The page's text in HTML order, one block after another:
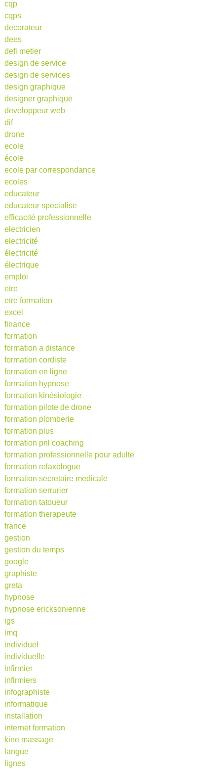
cqp
cqps
decorateur
dees
defi metier
design de service
design de services
design graphique
designer graphique
developpeur web
dif
drone
ecole
école
ecole par correspondance
ecoles
educateur
educateur specialise
efficacité professionnelle
electricien
electricité
électricité
électrique
emploi
etre
etre formation
excel
finance
formation
formation a distance
formation cordiste
formation en ligne
formation hypnose
formation kinésiologie
formation pilote de drone
formation plomberie
formation plus
formation pnl coaching
formation professionnelle pour adulte
formation relaxologue
formation secretaire medicale
formation serrurier
formation tatoueur
formation therapeute
france
gestion
gestion du temps
google
graphiste
greta
hypnose
hypnose ericksonienne
igs
imq
individuel
individuelle
infirmier
infirmiers
infographiste
informatique
installation
internet formation
kine massage
langue
lignes